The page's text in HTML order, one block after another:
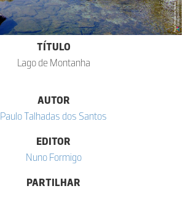
TÍTULO
Lago de Montanha
AUTOR
Paulo Talhadas dos Santos
EDITOR
Nuno Formigo
PARTILHAR